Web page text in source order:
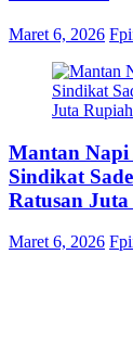
Maret 6, 2026
Mantan Napi
Sindikat
Ratusan
Maret 6, 2026